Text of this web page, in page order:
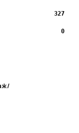
327
0